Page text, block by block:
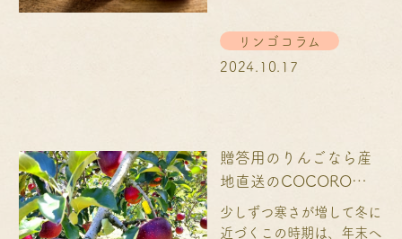
リンゴコラム
2024.10.17
贈答用のりんごなら産
地直送のCOCORO
FARMで│サンふじや3
種セットが人気！
少しずつ寒さが増して冬に
近づくこの時期は、年末へ